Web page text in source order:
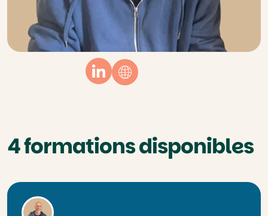
LinkedinWebsite
4 formations disponibles